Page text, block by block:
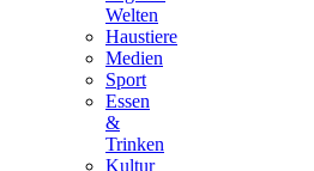
Welten
Haustiere
Medien
Sport
Essen
&
Trinken
Kultur